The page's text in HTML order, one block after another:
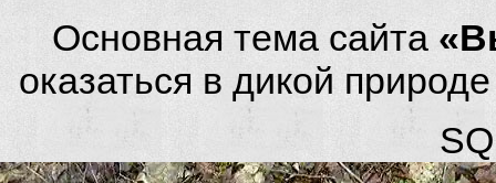
Основная тема сайта
оказаться в дикой